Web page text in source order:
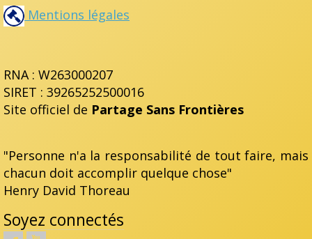
Mentions légales
RNA : W263000207
SIRET : 39265252500016
Site officiel de Partage Sans Frontières
"Personne n'a la responsabilité de tout faire, mais
chacun doit accomplir quelque chose"
Henry David Thoreau
Soyez connectés